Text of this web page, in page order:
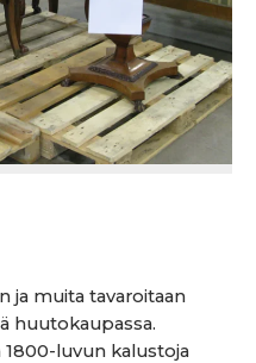
ja muita tavaroitaan
huutokaupassa.
luvun kalustoja